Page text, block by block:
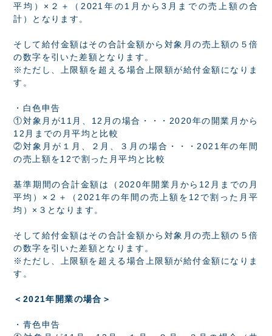
平均）×２＋（2021年の1月から3月までの売上額の合
計）となります。
そして給付金額はその合計金額から対象月の売上額の５倍
の数字を引いた差額となります。
※ただし、上限額を超える場合上限額が給付金額になりま
す。
・白色申告
①対象月が11月、12月の場合・・・2020年の開業月から
12月までの月平均と比較
②対象月が１月、２月、３月の場合・・・2021年の年間
の売上額を12で割った月平均と比較
基準期間の合計金額は（2020年開業月から12月までの月
平均）×２＋（2021年の年間の売上額を12で割った月平
均）×３となります。
そして給付金額はその合計金額から対象月の売上額の５倍
の数字を引いた差額となります。
※ただし、上限額を超える場合上限額が給付金額になりま
す。
＜2021年開業の場合＞
・青色申告